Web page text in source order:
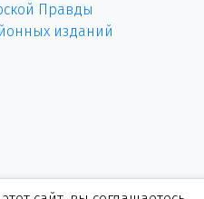
Правды
изданий